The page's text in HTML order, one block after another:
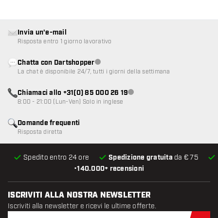
•140.000+ recensioni
Spedito entro 24 ore Spedizione gratuita da € 75
Domande frequenti
Risposta diretta
Invia un'e-mail
Risposta entro 1 giorno lavorativo
Chatta con DartshopperServizio clienti non disponibile
La chat è disponibile 24/7, tutti i giorni della settimana
Chiamaci allo +31(0) 85 000 26 19Servizio clienti non disponibile
8:00 - 21:00 (Lun-Ven) Solo in inglese
ISCRIVITI ALLA NOSTRA NEWSLETTER
Iscriviti alla newsletter e ricevi le ultime offerte.